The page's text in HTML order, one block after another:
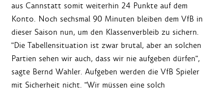
aus Cannstatt somit weiterhin 24 Punkte auf dem
Konto. Noch sechsmal 90 Minuten bleiben dem VfB in
dieser Saison nun, um den Klassenverbleib zu sichern.
"Die Tabellensituation ist zwar brutal, aber an solchen
Partien sehen wir auch, dass wir nie aufgeben dürfen",
sagte Bernd Wahler. Aufgeben werden die VfB Spieler
mit Sicherheit nicht. "Wir müssen eine solch